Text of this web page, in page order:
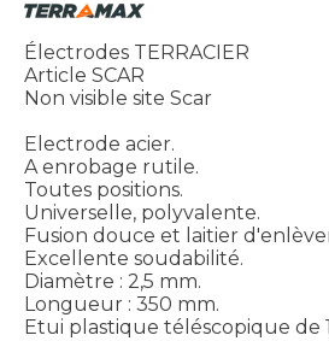
Électrodes TERRACIER
Article SCAR
Non visible site Scar
Electrode acier.
A enrobage rutile.
Toutes positions.
Universelle, polyvalente.
Fusion douce et laitier
Excellente soudabilité.
Diamètre : 2,5 mm.
Longueur : 350 mm.
Etui plastique téléscopique de